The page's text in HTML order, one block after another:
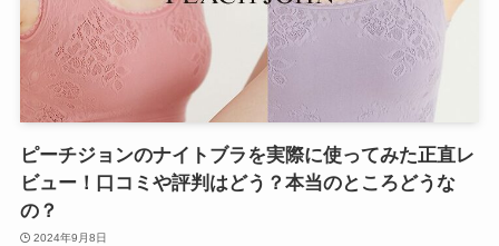
ピーチジョンのナイトブラを実際に使ってみた正直レ
ビュー！口コミや評判はどう？本当のところどうな
の？
2024年9月8日